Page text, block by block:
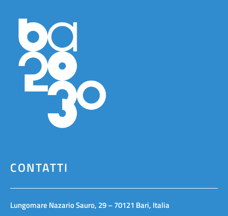
CONTATTI
Lungomare Nazario Sauro, 29 – 70121 Bari, Italia